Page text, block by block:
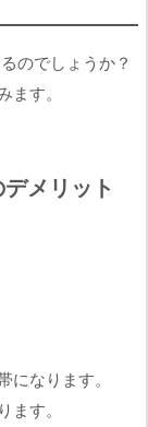
のでしょうか？
す。
メリット
なります。
す。